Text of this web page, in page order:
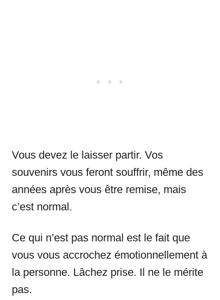
Vous devez le laisser partir. Vos
souvenirs vous feront souffrir, même des
années après vous être remise, mais
c’est normal.
Ce qui n’est pas normal est le fait que
vous vous accrochez émotionnellement à
la personne. Lâchez prise. Il ne le mérite
pas.